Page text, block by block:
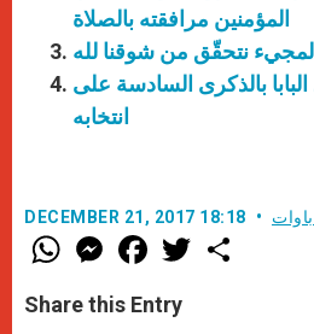
المؤمنين مرافقته بالصلاة
نتحقّق من شوقنا لله
البابا بالذكرى السادسة على
انتخابه
DECEMBER 21, 2017 18:18
W
h
t
s
M
e
s
e
F
a
e
b
w
Share this Entry